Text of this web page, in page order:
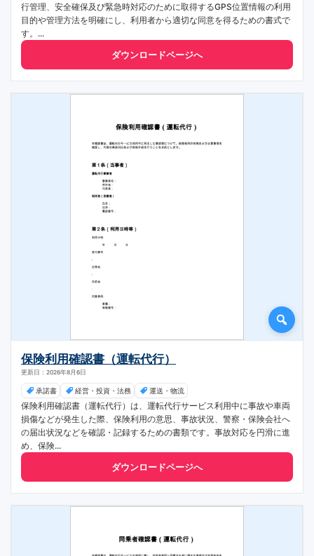
行管理、安全確保及び緊急時対応のために取得するGPS位置情報の利用
目的や管理方法を明確にし、利用者から適切な同意を得るための書式で
す。...
ダウンロードページへ
保険利用確認書（運転代行）
更新日：2026年8月6日
承諾書 経営・投資・法務 運送・物流
保険利用確認書（運転代行）は、運転代行サービス利用中に事故や車両
損傷などが発生した際、保険利用の意思、事故状況、警察・保険会社へ
の届出状況などを確認・記録するための書類です。事故対応を円滑に進
め、保険...
ダウンロードページへ